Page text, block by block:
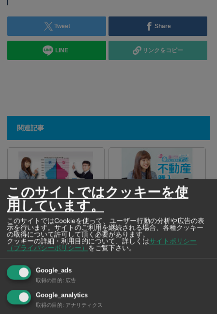
Tweet Share
LINE リンクをコピー
関連記事
“ミィ” 泰のビジネスを学ぶ
BNK48大久保美織の挑戦【第67
回】
BNK48大久保美織の挑戦【第65
回】
“ミィ” 泰のビジネスを学ぶ
BNK48大久保美織の挑戦【第64
このサイトではクッキーを使
用しています。
このサイトではCookieを使って、ユーザー行動の分析や広告の表
示を行います。サイトのご利用を継続される場合、各種クッキー
の取得について許可して頂く必要があります。
クッキーの詳細・利用目的について、詳しくはサイトポリシー
（プライバシーポリシー）
をご覧下さい。
Google_ads
取得の目的: 広告
Google_analytics
取得の目的: アナリティクス